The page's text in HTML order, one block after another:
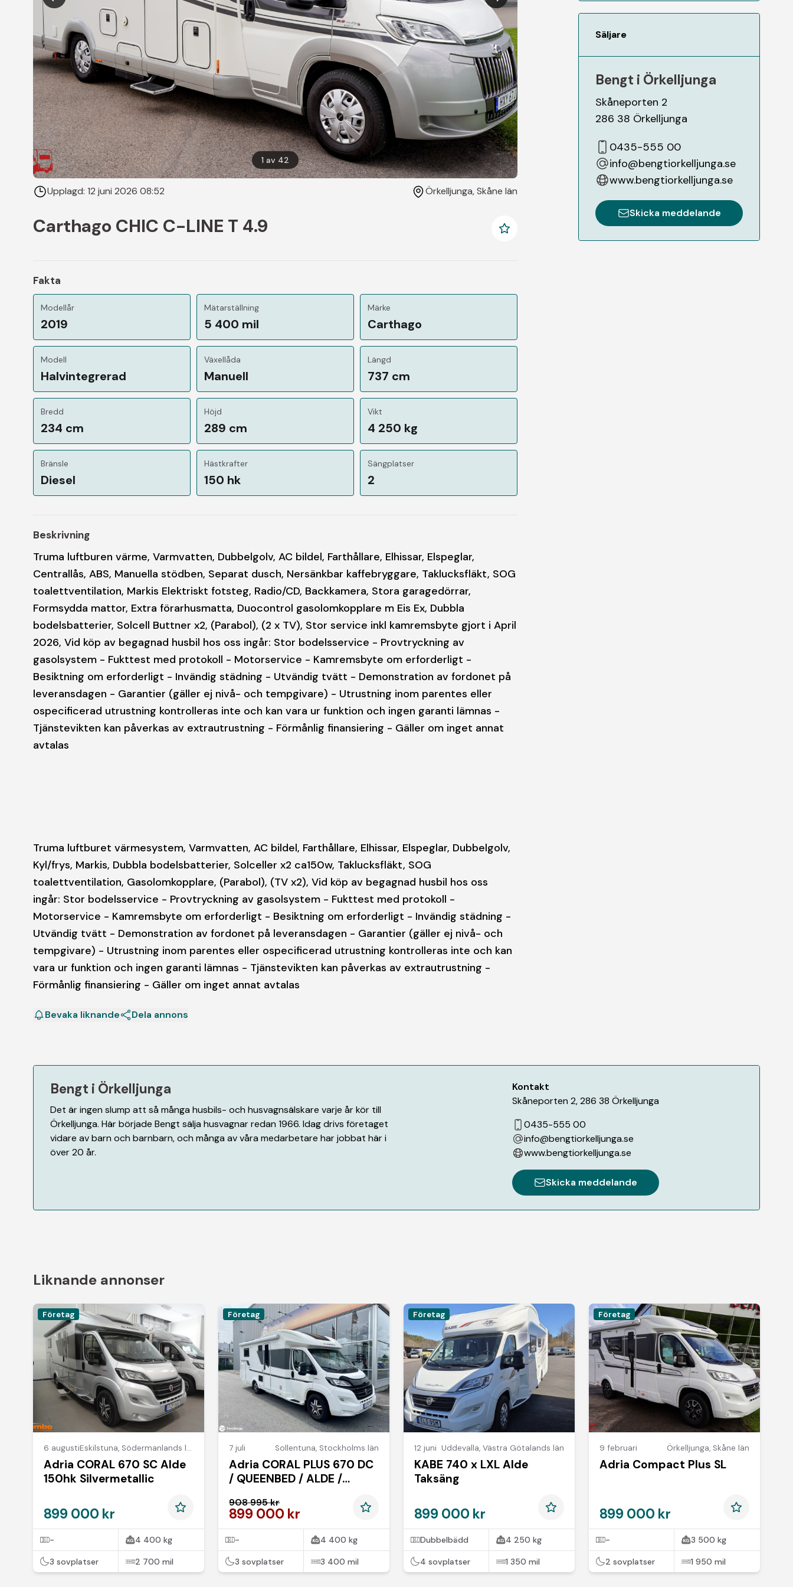
1 av 42
Upplagd: 12 juni 2026 08:52 Örkelljunga, Skåne län
Carthago CHIC C-LINE T 4.9
Fakta
Modellår
2019
Mätarställning
5 400 mil
Märke
Carthago
Modell
Halvintegrerad
Växellåda
Manuell
Längd
737 cm
Bredd
234 cm
Höjd
289 cm
Vikt
4 250 kg
Bränsle
Diesel
Hästkrafter
150 hk
Sängplatser
2
Beskrivning
Truma luftburen värme, Varmvatten, Dubbelgolv, AC bildel, Farthållare, Elhissar, Elspeglar,
Centrallås, ABS, Manuella stödben, Separat dusch, Nersänkbar kaffebryggare, Taklucksfläkt, SOG
toalettventilation, Markis Elektriskt fotsteg, Radio/CD, Backkamera, Stora garagedörrar,
Formsydda mattor, Extra förarhusmatta, Duocontrol gasolomkopplare m Eis Ex, Dubbla
bodelsbatterier, Solcell Buttner x2, (Parabol), (2 x TV), Stor service inkl kamremsbyte gjort i April
2026, Vid köp av begagnad husbil hos oss ingår: Stor bodelsservice - Provtryckning av
gasolsystem - Fukttest med protokoll - Motorservice - Kamremsbyte om erforderligt -
Besiktning om erforderligt - Invändig städning - Utvändig tvätt - Demonstration av fordonet på
leveransdagen - Garantier (gäller ej nivå- och tempgivare) - Utrustning inom parentes eller
ospecificerad utrustning kontrolleras inte och kan vara ur funktion och ingen garanti lämnas -
Tjänstevikten kan påverkas av extrautrustning - Förmånlig finansiering - Gäller om inget annat
avtalas
Truma luftburet värmesystem, Varmvatten, AC bildel, Farthållare, Elhissar, Elspeglar, Dubbelgolv,
Kyl/frys, Markis, Dubbla bodelsbatterier, Solceller x2 ca150w, Taklucksfläkt, SOG
toalettventilation, Gasolomkopplare, (Parabol), (TV x2), Vid köp av begagnad husbil hos oss
ingår: Stor bodelsservice - Provtryckning av gasolsystem - Fukttest med protokoll -
Motorservice - Kamremsbyte om erforderligt - Besiktning om erforderligt - Invändig städning -
Utvändig tvätt - Demonstration av fordonet på leveransdagen - Garantier (gäller ej nivå- och
tempgivare) - Utrustning inom parentes eller ospecificerad utrustning kontrolleras inte och kan
vara ur funktion och ingen garanti lämnas - Tjänstevikten kan påverkas av extrautrustning -
Förmånlig finansiering - Gäller om inget annat avtalas
Bevaka liknande Dela annons
Säljare
Bengt i Örkelljunga
Skåneporten 2
286 38 Örkelljunga
0435-555 00
info@bengtiorkelljunga.se
www.bengtiorkelljunga.se
Skicka meddelande
Bengt i Örkelljunga
Det är ingen slump att så många husbils- och husvagnsälskare varje år kör till
Örkelljunga. Här började Bengt sälja husvagnar redan 1966. Idag drivs företaget
vidare av barn och barnbarn, och många av våra medarbetare har jobbat här i
över 20 år.
Kontakt
Skåneporten 2,286 38 Örkelljunga
0435-555 00
info@bengtiorkelljunga.se
www.bengtiorkelljunga.se
Skicka meddelande
Liknande annonser
Företag
6 augustiEskilstuna, Södermanlands län
Adria CORAL 670 SC Alde
150hk Silvermetallic
899 000 kr
- 4 400 kg
3 sovplatser 2 700 mil
Företag
7 juli Sollentuna, Stockholms län
Adria CORAL PLUS 670 DC
/ QUEENBED / ALDE /
908 995 kr
899 000 kr
- 4 400 kg
3 sovplatser 3 400 mil
Företag
12 juni Uddevalla, Västra Götalands län
KABE 740 x LXL Alde
Taksäng
899 000 kr
Dubbelbädd 4 250 kg
4 sovplatser 1 350 mil
Företag
9 februari Örkelljunga, Skåne län
Adria Compact Plus SL
899 000 kr
- 3 500 kg
2 sovplatser 1 950 mil